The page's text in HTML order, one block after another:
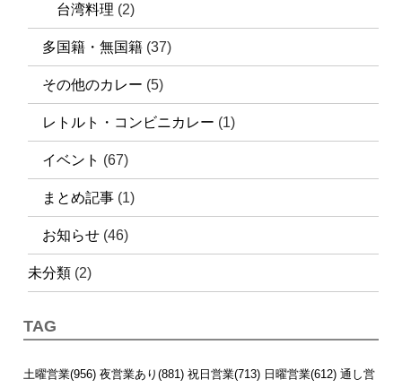
台湾料理 (2)
多国籍・無国籍 (37)
その他のカレー (5)
レトルト・コンビニカレー (1)
イベント (67)
まとめ記事 (1)
お知らせ (46)
未分類 (2)
TAG
土曜営業(956) 夜営業あり(881) 祝日営業(713) 日曜営業(612) 通し営